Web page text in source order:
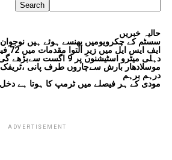
Search
حالیہ خبریں
سسٹم کے چکرویومیں پھنسے ہوئے ہیں نوجوان
ایف ایس ایل میں زیرِ التوا مقدمات میں 72 فیصد کمی: سود
دہلی میٹرو اسٹیشنوں پر 9 اگست سےبڑھے گی سختی
موسلادھار بارش سےچاروں طرف پانی ،ٹریفک
درہم برہم
مودی کے ہر فیصلے میں ٹرمپ کا ہوتا ہے
ADVERTISEMENT